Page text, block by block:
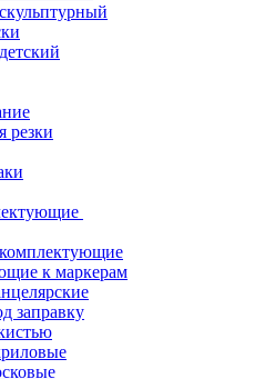
резки
к маркерам
заправку